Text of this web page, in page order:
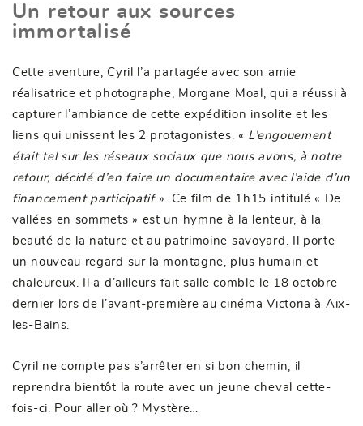
Un retour aux sources
immortalisé
Cette aventure, Cyril l’a partagée avec son amie
réalisatrice et photographe, Morgane Moal, qui a réussi à
capturer l’ambiance de cette expédition insolite et les
liens qui unissent les 2 protagonistes. « L’engouement
était tel sur les réseaux sociaux que nous avons, à notre
retour, décidé d’en faire un documentaire avec l’aide d’un
financement participatif». Ce film de 1h15 intitulé « De
vallées en sommets » est un hymne à la lenteur, à la
beauté de la nature et au patrimoine savoyard. Il porte
un nouveau regard sur la montagne, plus humain et
chaleureux. Il a d’ailleurs fait salle comble le 18 octobre
dernier lors de l’avant-première au cinéma Victoria à Aix-
les-Bains.
Cyril ne compte pas s’arrêter en si bon chemin, il
reprendra bientôt la route avec un jeune cheval cette-
fois-ci. Pour aller où ? Mystère…